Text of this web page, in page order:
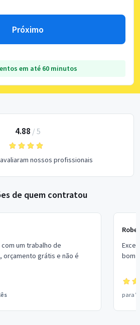
Próximo
em até 60 minutos
4.88 / 5
nossos profissionais
de quem contratou
um trabalho de
orçamento grátis e não é
bom
para